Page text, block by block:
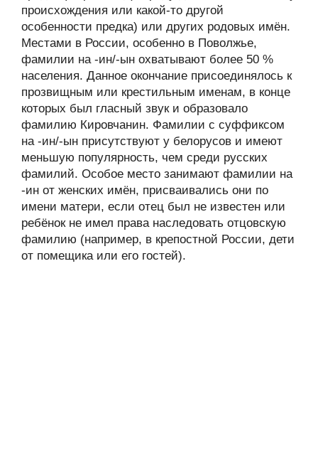
происхождения или какой-то другой
особенности предка) или других родовых имён.
Местами в России, особенно в Поволжье,
фамилии на -ин/-ын охватывают более 50 %
населения. Данное окончание присоединялось к
прозвищным или крестильным именам, в конце
которых был гласный звук и образовало
фамилию Кировчанин. Фамилии с суффиксом
на -ин/-ын присутствуют у белорусов и имеют
меньшую популярность, чем среди русских
фамилий. Особое место занимают фамилии на
-ин от женских имён, присваивались они по
имени матери, если отец был не известен или
ребёнок не имел права наследовать отцовскую
фамилию (например, в крепостной России, дети
от помещика или его гостей).